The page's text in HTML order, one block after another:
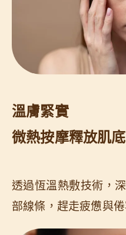
溫膚緊實
微熱按摩釋放肌
透過恆溫熱敷技術，
部線條，趕走疲憊與倦